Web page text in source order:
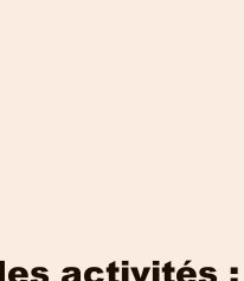
des activités :